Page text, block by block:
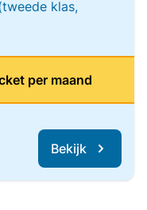
klas,
per maand
Bekijk